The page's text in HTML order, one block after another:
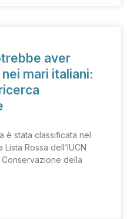
aver
mari italiani:
è stata classificata nel
Rossa dell’IUCN
della